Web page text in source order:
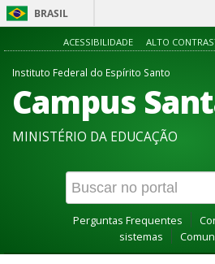
BRASIL
ACESSIBILIDADE ALTO
Instituto Federal do Espírito Santo
Campus
MINISTÉRIO DA EDUCAÇÃO
Perguntas Frequentes
sistemas